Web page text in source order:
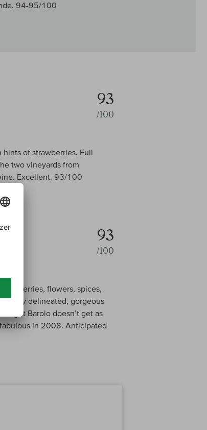
94-95/100
93
/100
of strawberries. Full
two vineyards from
Excellent. 93/100
93
/100
cherries, flowers, spices,
delineated, gorgeous
Barolo doesn’t get as
in 2008. Anticipated